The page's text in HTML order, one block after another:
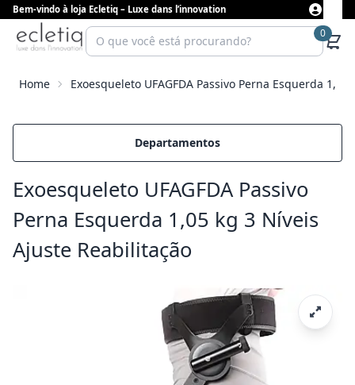
Bem-vindo à loja Ecletiq – Luxe dans l’innovation
0
Home Exoesqueleto UFAGFDA Passivo Perna Esquerda
Departamentos
Exoesqueleto UFAGFDA Passivo
Perna Esquerda 1,05 kg 3 Níveis
Ajuste Reabilitação